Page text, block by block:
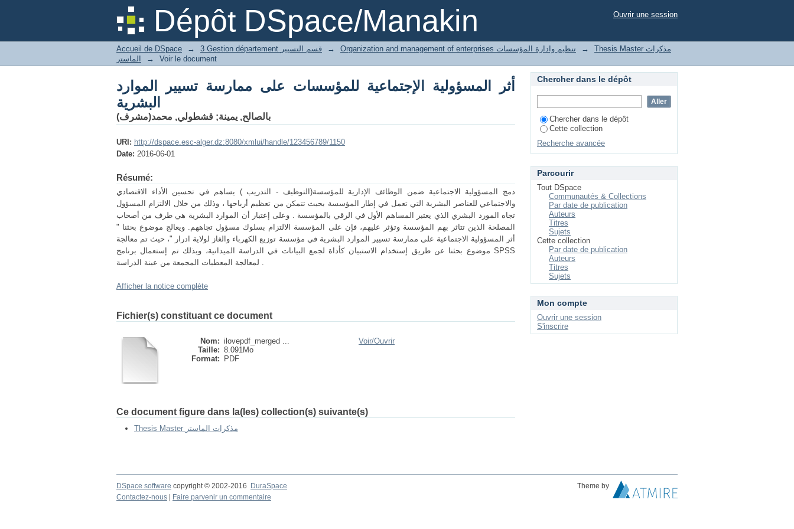
Dépôt DSpace/Manakin
أثر المسؤولية الإجتماعية للمؤسسات على ممارسة تسيير الموارد البشرية Ouvrir une session
Accueil de DSpace → 3 Gestion département قسم التسيير → Organization and management of enterprises تنظيم وادارة المؤسسات →
Thesis Master مذكرات
الماستر
→ Voir le document
أثر المسؤولية الإجتماعية للمؤسسات على ممارسة تسيير الموارد
البشرية
بالصالح, يمينة; قشطولي, محمد(مشرف)
URI: http://dspace.esc-alger.dz:8080/xmlui/handle/123456789/1150
Date: 2016-06-01
Résumé:
دمج المسؤولية الاجتماعية ضمن الوظائف الإدارية للمؤسسة(التوظيف - التدريب ) يساهم في تحسين الأداء الاقتصادي
والاجتماعي للعناصر البشرية التي تعمل في إطار المؤسسة بحيث تتمكن من تعظيم أرباحها ، وذلك من خلال الالتزام المسؤول
تجاه المورد البشري الذي يعتبر المساهم الأول في الرقي بالمؤسسة . وعلى إعتبار أن الموارد البشرية هي طرف من أصحاب
المصلحة الذين تتاثر بهم المؤسسة وتؤثر عليهم، فإن على المؤسسة الالتزام بسلوك مسؤول تجاههم. ويعالج موضوع بحثنا "
أثر المسؤولية الاجتماعية على ممارسة تسيير الموارد البشرية في مؤسسة توزيع الكهرباء والغاز لولاية ادرار "، حيث تم معالجة
موضوع بحثنا عن طريق إستخدام الاستبيان كأداة لجمع البيانات في الدراسة الميدانية، وبذلك تم إستعمال برنامج SPSS
لمعالجة المعطيات المجمعة من عينة الدراسة .
Afficher la notice complète
Fichier(s) constituant ce document
Nom: ilovepdf_merged ...
Taille: 8.091Mo
Format:
PDF
Voir/Ouvrir
Ce document figure dans la(les) collection(s) suivante(s)
Thesis Master مذكرات الماستر
Chercher dans le dépôt
Chercher dans le dépôt
Cette collection
Recherche avancée
Parcourir
Tout DSpace
Communautés & Collections
Par date de publication
Auteurs
Titres
Sujets
Cette collection
Par date de publication
Auteurs
Titres
Sujets
Mon compte
Ouvrir une session
S'inscrire
DSpace software copyright © 2002-2016 DuraSpace
Theme by
Contactez-nous
Faire parvenir un commentaire